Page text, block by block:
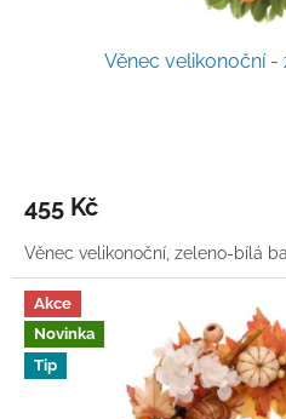
Věnec velikonoční
455 Kč
Věnec velikonoční, zeleno-bílá
Akce
Novinka
Tip